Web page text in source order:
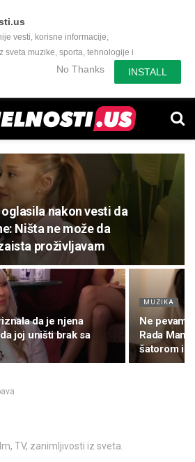
vesti, korisne informacije,
sveta muzike, sporta, tehnologije i
zanimljivog.No Thanks INSTALL
nakon vesti da
Ništa ne može da
proživljavam
da je njena
joj uništi brak sa
MUZIKA
Ne pevam
Rada
šatorom i
TV, zanimljivosti iz sveta.